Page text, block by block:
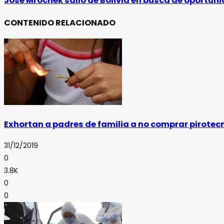
CONTENIDO RELACIONADO
Exhortan a padres de familia a no comprar
31/12/2019
0
3.8K
0
0